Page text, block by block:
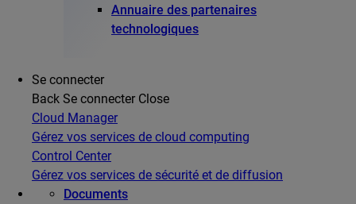
Annuaire des partenaires
technologiques
Se connecter
Back Se connecter Close
Cloud Manager
Gérez vos services de cloud computing
Control Center
Gérez vos services de sécurité et de diffusion
Documents